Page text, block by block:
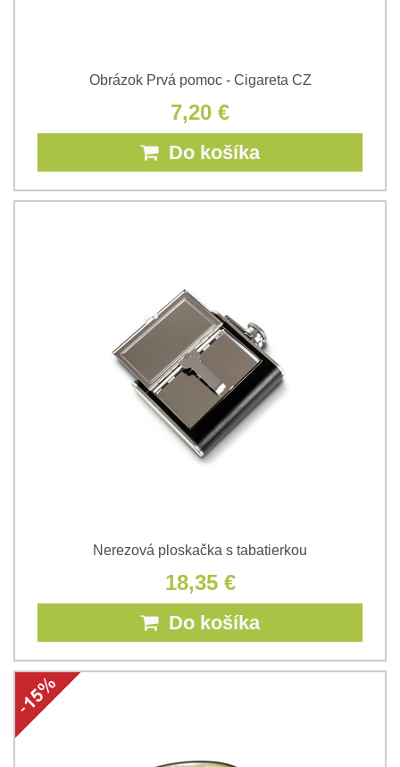
Obrázok Prvá pomoc - Cigareta CZ
7,20 €
Do košíka
Nerezová ploskačka s tabatierkou
18,35 €
Do košíka